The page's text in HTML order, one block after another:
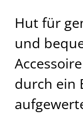
Hut für
und
durch ein